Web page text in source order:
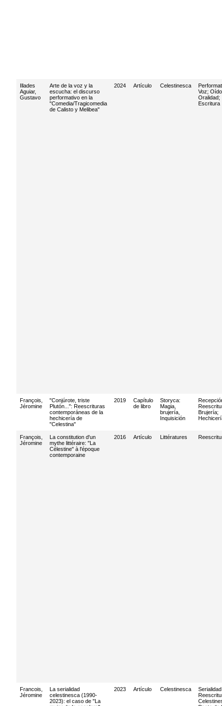
Illades
Aguiar,
Gustavo
Arte de la voz y la
escucha: el discurso
performativo en la
"Comedia/Tragicomedia
de Calisto y Melibea"
2024 Artículo Celestinesca
Voz; Oído
Oralidad;
Escritura
François,
Jéromine
"Conjúrote, triste
Plutón...": Reescrituras
contemporáneas de la
hechicería de
"Celestina"
2019
Capítulo
de libro
Storyca:
Magia,
brujería,
Inquisición
Brujería;
François,
Jéromine
La constitution d'un
mythe littéraire: "La
Célestine" à l'époque
contemporaine
2016 Artículo Littératures
Francois,
Jéromine
La serialidad
celestinesca (1990-
2023): el caso de "La
2023 Artículo Celestinesca Serialidad